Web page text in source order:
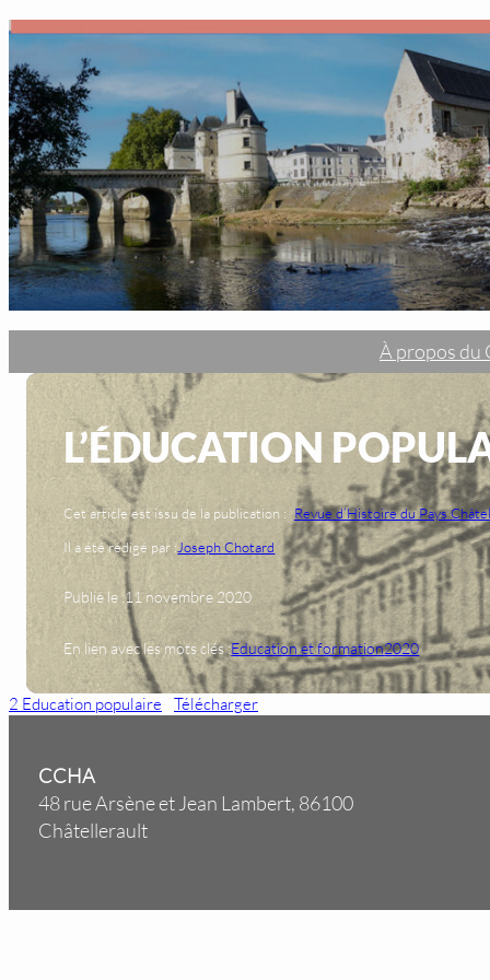
À propos du
L’ÉDUCATION
Cet article est issu de la publication : Revue d’Histoire du Pays
Il a été rédigé par : Joseph Chotard
Publié le :11 novembre 2020
En lien avec les mots clés :Education et formation2020
2 Education populaire Télécharger
CCHA
48 rue Arsène et Jean Lambert, 86100
Châtellerault